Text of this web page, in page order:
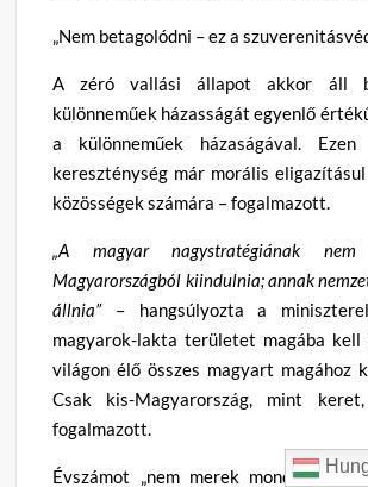
„Nem betagolódni – ez a
A zéró vallási állapot akkor áll
különneműek házasságát egyenlő
a különneműek házaságával.
kereszténység már morális
közösségek számára – fogalmazott.
„A magyar nagystratégiának
Magyarországból kiindulnia; annak
állnia”– hangsúlyozta a
magyarok-lakta területet magába kell
világon élő összes magyart magához
Csak kis-Magyarország, mint
fogalmazott.
Évszámot „nem merek mondani”, de